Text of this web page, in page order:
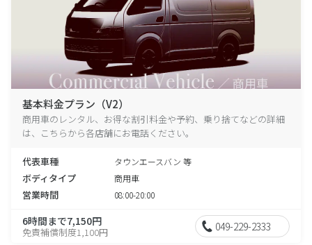
基本料金プラン（V2）
商用車のレンタル、お得な割引料金や予約、乗り捨てなどの詳細
は、こちらから各店舗にお電話ください。
代表車種 タウンエースバン 等
ボディタイプ 商用車
営業時間 08:00-20:00
6時間まで7,150円
免責補償制度1,100円 049-229-2333